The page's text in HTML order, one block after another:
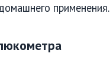
применения.